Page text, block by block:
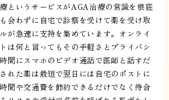
というサービスがAGA治療の常識を根底
会わずに自宅で診察を受けて薬を受け取
が急速に支持を集めています。オンライ
は何と言ってもその手軽さとプライバシ
間にスマホのビデオ通話で医師と話すだ
れた薬は最短で翌日には自宅のポストに
間や交通費を節約できるだけでなく待合